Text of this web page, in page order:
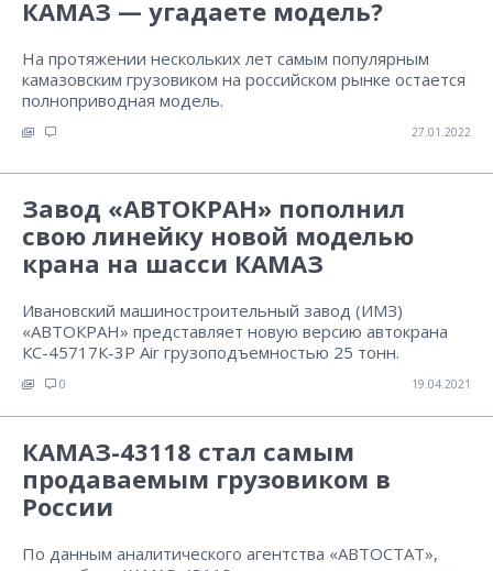
КАМАЗ — угадаете модель?
На протяжении нескольких лет самым популярным
камазовским грузовиком на российском рынке остается
полноприводная модель.
27.01.2022
Завод «АВТОКРАН» пополнил
свою линейку новой моделью
крана на шасси КАМАЗ
Ивановский машиностроительный завод (ИМЗ)
«АВТОКРАН» представляет новую версию автокрана
КС-45717К-3Р Air грузоподъемностью 25 тонн.
0 19.04.2021
КАМАЗ-43118 стал самым
продаваемым грузовиком в
России
По данным аналитического агентства «АВТОСТАТ»,